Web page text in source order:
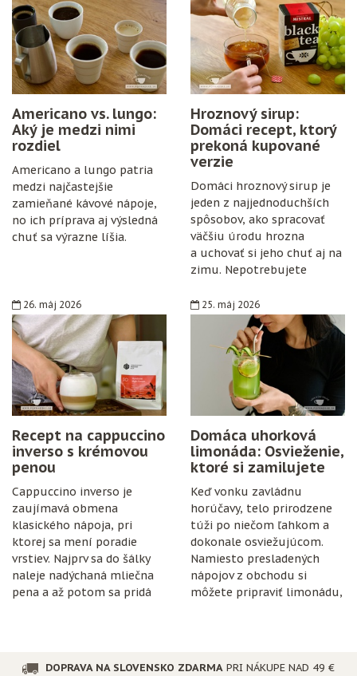
Americano vs. lungo:
Aký je medzi nimi
rozdiel
Americano a lungo patria
medzi najčastejšie
zamieňané kávové nápoje,
no ich príprava aj výsledná
chuť sa výrazne líšia.
Hroznový sirup:
Domáci recept, ktorý
prekoná kupované
verzie
Domáci hroznový sirup je
jeden z najjednoduchších
spôsobov, ako spracovať
väčšiu úrodu hrozna
a uchovať si jeho chuť aj na
zimu. Nepotrebujete
konzervanty ani zložitý
postup. Stačí zrelé hrozno,
cukor, citrón, čisté fľaše
a trochu trpezlivosti.
26. máj 2026
Recept na cappuccino
inverso s krémovou
penou
Cappuccino inverso je
zaujímavá obmena
klasického nápoja, pri
ktorej sa mení poradie
vrstiev. Najprv sa do šálky
naleje nadýchaná mliečna
pena a až potom sa pridá
25. máj 2026
Domáca uhorková
limonáda: Osvieženie,
ktoré si zamilujete
Keď vonku zavládnu
horúčavy, telo prirodzene
túži po niečom ľahkom a
dokonale osviežujúcom.
Namiesto presladených
nápojov z obchodu si
môžete pripraviť limonádu,
DOPRAVA NA SLOVENSKO ZDARMA PRI NÁKUPE NAD 49 €